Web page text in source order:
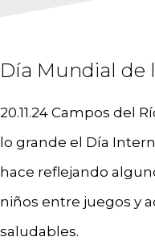
Día Mundial de
20.11.24 Campos del
lo grande el Día
hace reflejando
niños entre juegos y
saludables.